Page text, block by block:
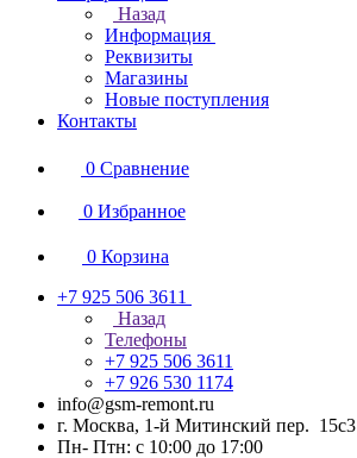
Назад
Информация
Реквизиты
Магазины
Новые поступления
Контакты
0 Сравнение
0 Избранное
0 Корзина
+7 925 506 3611
Назад
Телефоны
+7 925 506 3611
+7 926 530 1174
info@gsm-remont.ru
г. Москва, 1-й Митинский пер. 15с3
Пн- Птн: с 10:00 до 17:00